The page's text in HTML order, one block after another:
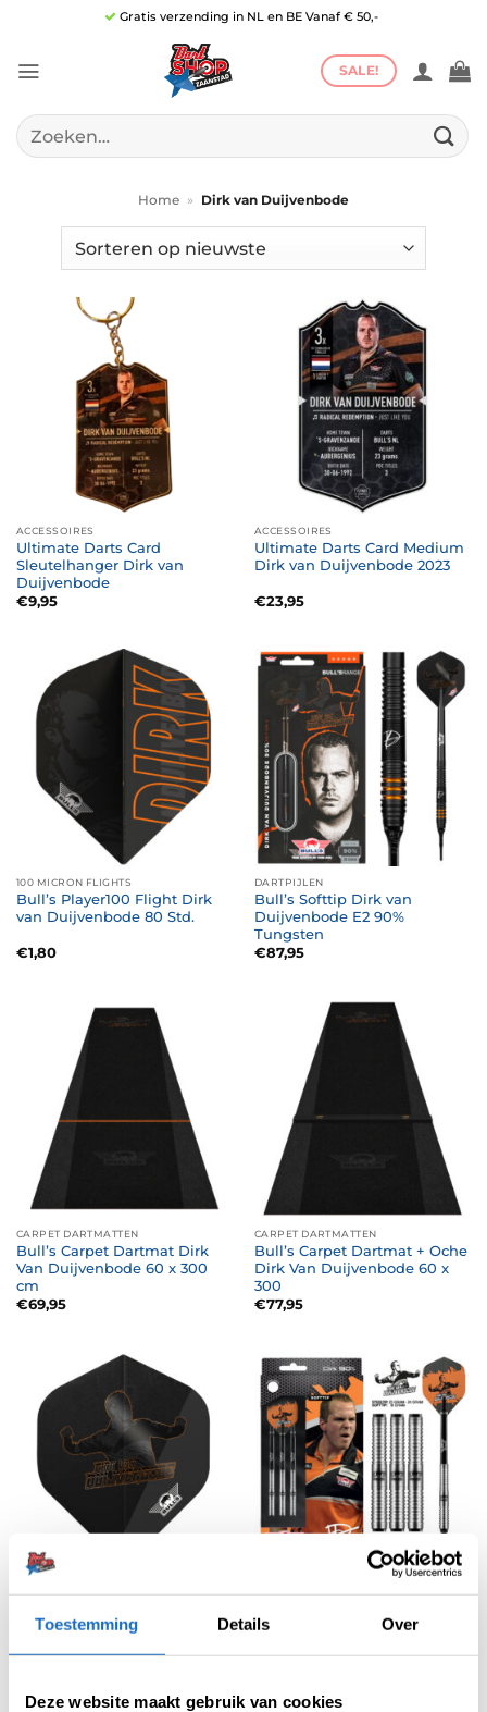
Toestemming Details Over
Deze website maakt gebruik van cookies
inhoud
Gratis verzending in NL en BE Vanaf € 50,-
SALE!
Zoeken
naar:
Home » Dirk van Duijvenbode
ACCESSOIRES
Ultimate Darts Card
Sleutelhanger Dirk van
Duijvenbode
€9,95
ACCESSOIRES
Ultimate Darts Card Medium
Dirk van Duijvenbode 2023
€23,95
100 MICRON FLIGHTS
Bull’s Player100 Flight Dirk
van Duijvenbode 80 Std.
€1,80
DARTPIJLEN
Bull’s Softtip Dirk van
Duijvenbode E2 90%
Tungsten
€87,95
CARPET DARTMATTEN
Bull’s Carpet Dartmat Dirk
Van Duijvenbode 60 x 300
cm
€69,95
CARPET DARTMATTEN
Bull’s Carpet Dartmat + Oche
Dirk Van Duijvenbode 60 x
300
€77,95
Duijvenbode E2 Flight Std.
Duijvenbode 90% Tungsten
SALE